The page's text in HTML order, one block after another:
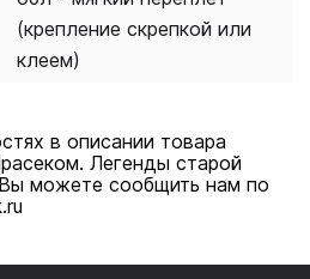
(крепление скрепкой или
клеем)
в описании товара
Легенды старой
можете сообщить нам по